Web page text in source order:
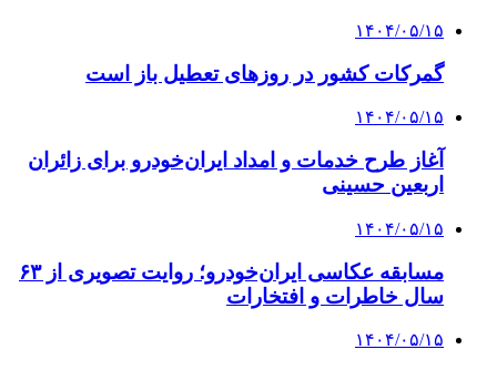
۱۴۰۴/۰۵/۱۵
گمرکات کشور در روزهای تعطیل باز است
۱۴۰۴/۰۵/۱۵
آغاز طرح خدمات و امداد ایران‌خودرو برای زائران
اربعین حسینی
۱۴۰۴/۰۵/۱۵
مسابقه عکاسی ایران‌خودرو؛ روایت تصویری از ۶۳
سال خاطرات و افتخارات
۱۴۰۴/۰۵/۱۵